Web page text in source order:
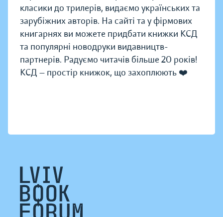
класики до трилерів, видаємо українських та
зарубіжних авторів. На сайті та у фірмових
книгарнях ви можете придбати книжки КСД
та популярні новодруки видавництв-
партнерів. Радуємо читачів більше 20 років!
КСД — простір книжок, що захоплюють ❤️